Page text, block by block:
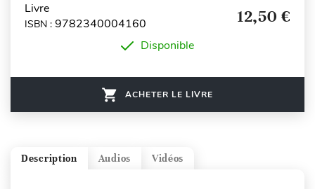
Livre
ISBN : 9782340004160 12,50 €
Disponible
ACHETER LE LIVRE
Vidéos
Audios
Description